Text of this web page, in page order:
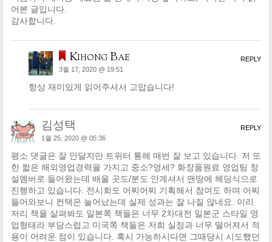
어본 글입니다.
감사합니다.
Kihong Bae
3월 17, 2020 @ 19:51
항상 재미있게 읽어주셔서 고맙습니다!
REPLY
김성택
1월 25, 2020 @ 05:36
평소 댓글은 잘 안달지만 트위터 통해 매번 잘 보고 있습니다. 저 또
한 짧은 해외영업경력을 가지고 중소?영세? 화장품원료 영업팀 창
설멤버로 들어왔는데 배울 곳도/분도 안계셔서 맨땅에 헤딩식으로
진행하고 있습니다. 전시회도 어찌어찌 기획해서 참여도 하며 어찌
들어와보니 컨택은 늘어났는데 실제 성과는 잘 나질 않네요. 이리
저리 책을 살펴봐도 일본쪽 책들은 너무 2차대전 일본군 스타일 영
업형태라 부담스럽고 미국쪽 책들은 저희 실정과 너무 떨어져서 적
용이 어려운 점이 있습니다. 혹시 가능하시다면 그때당시 시도했던
REPLY